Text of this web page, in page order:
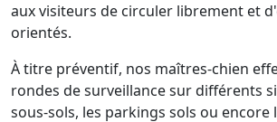
aux visiteurs de circuler librement et
orientés.
À titre préventif, nos maîtres-chien
rondes de surveillance sur différents
sous-sols, les parkings sols ou encore